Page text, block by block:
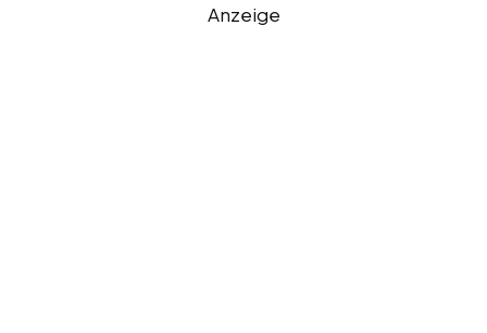
Anzeige